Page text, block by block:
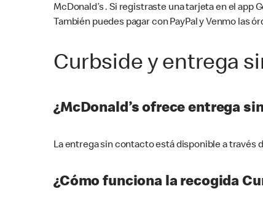
McDonald’s . Si registraste una tarjeta en el
También puedes pagar con PayPal y Venmo las
Curbside y entrega
¿McDonald’s ofrece entrega
La entrega sin contacto está disponible a través
¿Cómo funciona la recogida